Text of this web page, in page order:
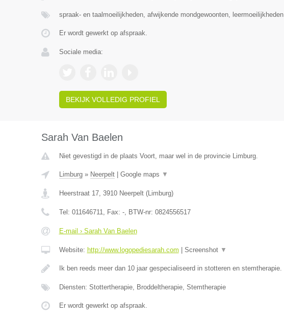
spraak- en taalmoeilijkheden, afwijkende mondgewoonten, leermoeilijkheden
Er wordt gewerkt op afspraak.
Sociale media:
BEKIJK VOLLEDIG PROFIEL
Sarah Van Baelen
Niet gevestigd in de plaats Voort, maar wel in de provincie Limburg.
Limburg» Neerpelt| Google maps ▼
Heerstraat 17, 3910 Neerpelt(Limburg)
Tel: 011646711, Fax: -, BTW-nr: 0824556517
E-mail › Sarah Van Baelen
Website: http://www.logopediesarah.com Screenshot ▼
Ik ben reeds meer dan 10 jaar gespecialiseerd in stotteren en stemtherapie.
Diensten: Stottertherapie, Broddeltherapie, Stemtherapie
Er wordt gewerkt op afspraak.